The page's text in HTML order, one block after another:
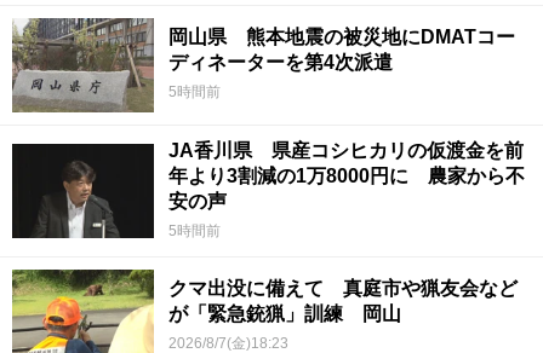
岡山県 熊本地震の被災地にDMATコー
ディネーターを第4次派遣
5時間前
JA香川県 県産コシヒカリの仮渡金を前
年より3割減の1万8000円に 農家から不
安の声
5時間前
クマ出没に備えて 真庭市や猟友会など
が「緊急銃猟」訓練 岡山
2026/8/7(金)18:23